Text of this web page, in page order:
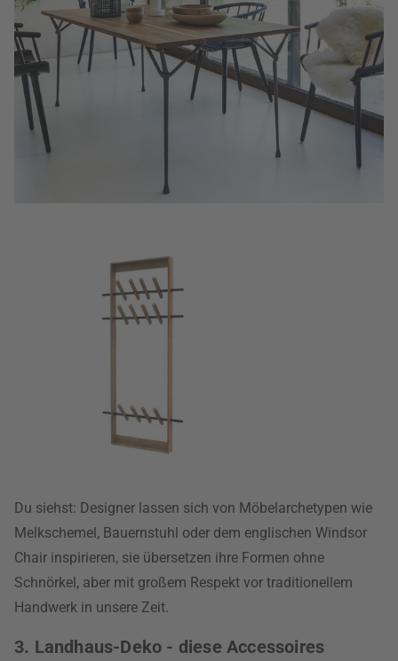
Du siehst: Designer lassen sich von Möbelarchetypen wie
Melkschemel, Bauernstuhl oder dem englischen Windsor
Chair inspirieren, sie übersetzen ihre Formen ohne
Schnörkel, aber mit großem Respekt vor traditionellem
Handwerk in unsere Zeit.
3. Landhaus-Deko - diese Accessoires